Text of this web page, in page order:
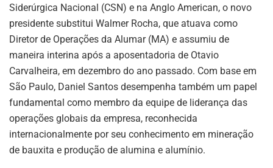
Siderúrgica Nacional (CSN) e na Anglo American, o novo
presidente substitui Walmer Rocha, que atuava como
Diretor de Operações da Alumar (MA) e assumiu de
maneira interina após a aposentadoria de Otavio
Carvalheira, em dezembro do ano passado. Com base em
São Paulo, Daniel Santos desempenha também um papel
fundamental como membro da equipe de liderança das
operações globais da empresa, reconhecida
internacionalmente por seu conhecimento em mineração
de bauxita e produção de alumina e alumínio.